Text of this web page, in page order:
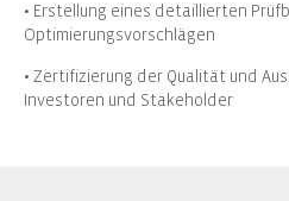
• Erstellung eines detaillierten
Optimierungsvorschlägen
• Zertifizierung der Qualität und
Investoren und Stakeholder